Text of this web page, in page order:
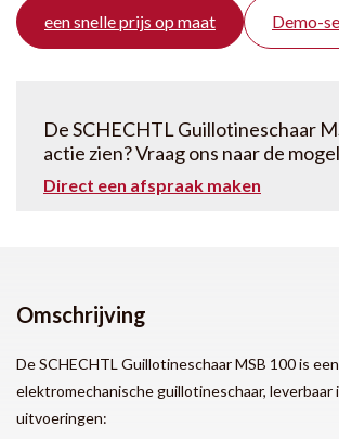
een snelle prijs op maat Demo-
De SCHECHTL Guillotineschaar
actie zien? Vraag ons naar de
Direct een afspraak maken
Omschrijving
De SCHECHTL Guillotineschaar MSB 100 is
elektromechanische guillotineschaar, leverbaar
uitvoeringen: